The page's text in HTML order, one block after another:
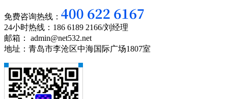
免费咨询热线：
24小时热线：186 6189 2166/刘经理
邮箱： admin@net532.net
地址：青岛市李沧区中海国际广场1807室